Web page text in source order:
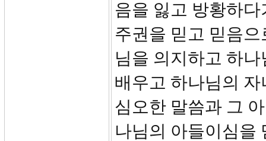
음을 잃고 방황하
주권을 믿고 믿음
님을 의지하고 하
배우고 하나님의
심오한 말씀과 그
나님의 아들이심을